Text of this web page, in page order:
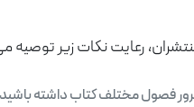
رعایت نکات زیر
فصول مختلف کتاب داشته